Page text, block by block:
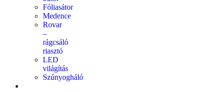
Fóliasátor
Medence
Rovar
–
rágcsáló
riasztó
LED
világítás
Szúnyogháló